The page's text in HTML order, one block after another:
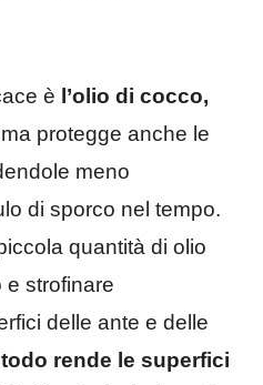
è l’olio di cocco,
protegge anche le
meno
di sporco nel tempo.
quantità di olio
strofinare
delle ante e delle
rende le superfici